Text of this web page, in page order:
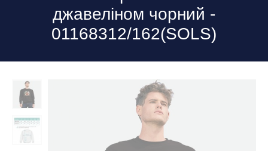
джавеліном чорний -
01168312/162(SOLS)